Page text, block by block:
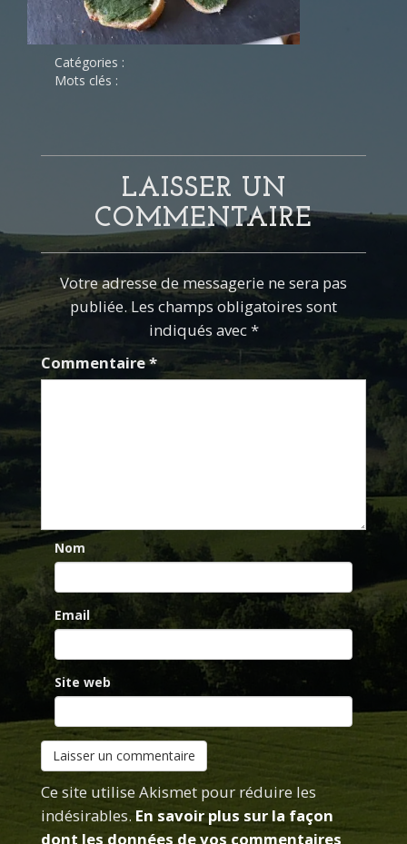
Catégories :
Mots clés :
LAISSER UN
COMMENTAIRE
Votre adresse de messagerie ne sera pas
publiée. Les champs obligatoires sont
indiqués avec *
Commentaire*
Nom
Email
Site web
Ce site utilise Akismet pour réduire les
indésirables. En savoir plus sur la façon
dont les données de vos commentaires